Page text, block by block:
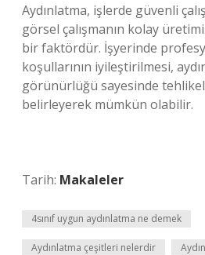
Aydınlatma, işlerde güvenli
görsel çalışmanın kolay
bir faktördür. İşyerinde
koşullarının iyileştirilmesi,
görünürlüğü sayesinde
belirleyerek mümkün olabilir.
Tarih: Makaleler
4sınıf uygun aydınlatma ne demek
Aydınlatma çeşitleri nelerdir